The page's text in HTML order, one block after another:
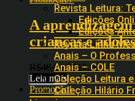
Revista Leitura:
Edições
Edições
Revista Linha
Anais – O
Anais – COLE
Coleção Leitura
Coleção Hilário
A
crianças e
R$48,00 R$10,00
Leia mais
Promoção!